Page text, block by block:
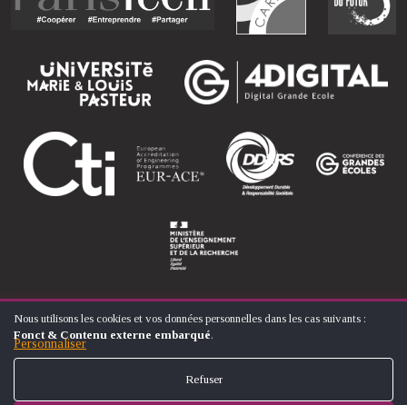
© ÉCOLE NATIONALE SUPÉRIEURE D'ARTS ET MÉTIERS
MENTIONS LÉGALES
UTILISATION
DES
DONNÉES
DES
Nous utilisons les cookies et vos données personnelles dans les cas suivants :
Fonct & Contenu externe embarqué.
Personnaliser
Refuser